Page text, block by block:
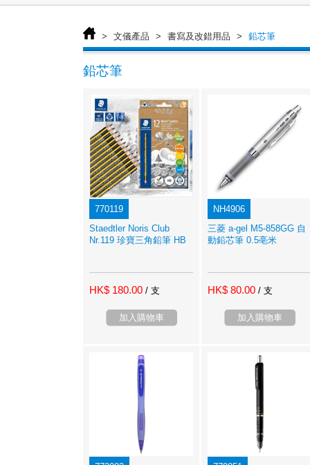
> 文儀產品 > 書寫及改錯用品 > 鉛芯筆
鉛芯筆
770119
Staedtler Noris Club
Nr.119 珍寶三角鉛筆 HB
HK$ 180.00 / 支
加入購物車
NH4906
三菱 a-gel M5-858GG 自
動鉛芯筆 0.5亳米
HK$ 80.00 / 支
加入購物車